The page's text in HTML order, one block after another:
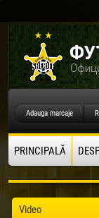
Adauga marcaje
PRINCIPALĂ
Video